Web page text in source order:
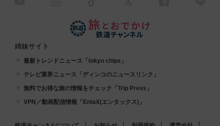
姉妹サイト
最新トレンドニュース「tokyo chips」
テレビ業界ニュース「ディンコのニュースリンク」
無料でお得な旅の情報をチェック「Trip Press」
VPN／動画配信情報「EntaX(エンタックス)」